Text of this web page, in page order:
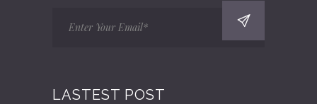
LASTEST POST